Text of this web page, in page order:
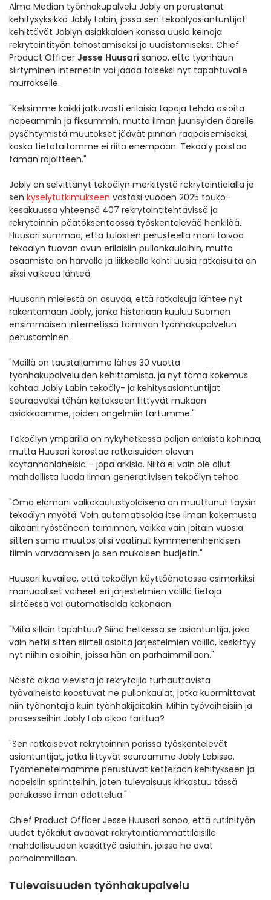
Alma Median työnhakupalvelu Jobly on perustanut
kehitysyksikkö Jobly Labin, jossa sen tekoälyasiantuntijat
kehittävät Joblyn asiakkaiden kanssa uusia keinoja
rekrytointityön tehostamiseksi ja uudistamiseksi. Chief
Product Officer Jesse Huusari sanoo, että työnhaun
siirtyminen internetiin voi jäädä toiseksi nyt tapahtuvalle
murrokselle.
"Keksimme kaikki jatkuvasti erilaisia tapoja tehdä asioita
nopeammin ja fiksummin, mutta ilman juurisyiden äärelle
pysähtymistä muutokset jäävät pinnan raapaisemiseksi,
koska tietotaitomme ei riitä enempään. Tekoäly poistaa
tämän rajoitteen."
Jobly on selvittänyt tekoälyn merkitystä rekrytointialalla ja
sen kyselytutkimukseen vastasi vuoden 2025 touko-
kesäkuussa yhteensä 407 rekrytointitehtävissä ja
rekrytoinnin päätöksenteossa työskentelevää henkilöä.
Huusari summaa, että tulosten perusteella moni toivoo
tekoälyn tuovan avun erilaisiin pullonkauloihin, mutta
osaamista on harvalla ja liikkeelle kohti uusia ratkaisuita on
siksi vaikeaa lähteä.
Huusarin mielestä on osuvaa, että ratkaisuja lähtee nyt
rakentamaan Jobly, jonka historiaan kuuluu Suomen
ensimmäisen internetissä toimivan työnhakupalvelun
perustaminen.
"Meillä on taustallamme lähes 30 vuotta
työnhakupalveluiden kehittämistä, ja nyt tämä kokemus
kohtaa Jobly Labin tekoäly- ja kehitysasiantuntijat.
Seuraavaksi tähän keitokseen liittyvät mukaan
asiakkaamme, joiden ongelmiin tartumme."
Tekoälyn ympärillä on nykyhetkessä paljon erilaista kohinaa,
mutta Huusari korostaa ratkaisuiden olevan
käytännönläheisiä – jopa arkisia. Niitä ei vain ole ollut
mahdollista luoda ilman generatiivisen tekoälyn tehoa.
"Oma elämäni valkokaulustyöläisenä on muuttunut täysin
tekoälyn myötä. Voin automatisoida itse ilman kokemusta
aikaani ryöstäneen toiminnon, vaikka vain joitain vuosia
sitten sama muutos olisi vaatinut kymmenenhenkisen
tiimin värväämisen ja sen mukaisen budjetin."
Huusari kuvailee, että tekoälyn käyttöönotossa esimerkiksi
manuaaliset vaiheet eri järjestelmien välillä tietoja
siirtäessä voi automatisoida kokonaan.
"Mitä silloin tapahtuu? Siinä hetkessä se asiantuntija, joka
vain hetki sitten siirteli asioita järjestelmien välillä, keskittyy
nyt niihin asioihin, joissa hän on parhaimmillaan."
Näistä aikaa vievistä ja rekrytoijia turhauttavista
työvaiheista koostuvat ne pullonkaulat, jotka kuormittavat
niin työnantajia kuin työnhakijoitakin. Mihin työvaiheisiin ja
prosesseihin Jobly Lab aikoo tarttua?
"Sen ratkaisevat rekrytoinnin parissa työskentelevät
asiantuntijat, jotka liittyvät seuraamme Jobly Labissa.
Työmenetelmämme perustuvat ketterään kehitykseen ja
nopeisiin sprintteihin, joten tulevaisuus kirkastuu tässä
porukassa ilman odottelua."
Chief Product Officer Jesse Huusari sanoo, että rutiinityön
uudet työkalut avaavat rekrytointiammattilaisille
mahdollisuuden keskittyä asioihin, joissa he ovat
parhaimmillaan.
Tulevaisuuden työnhakupalvelu